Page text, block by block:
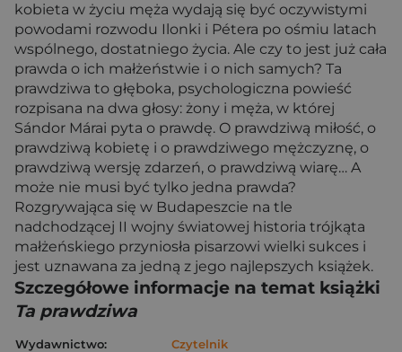
kobieta w życiu męża wydają się być oczywistymi
powodami rozwodu Ilonki i Pétera po ośmiu latach
wspólnego, dostatniego życia. Ale czy to jest już cała
prawda o ich małżeństwie i o nich samych? Ta
prawdziwa to głęboka, psychologiczna powieść
rozpisana na dwa głosy: żony i męża, w której
Sándor Márai pyta o prawdę. O prawdziwą miłość, o
prawdziwą kobietę i o prawdziwego mężczyznę, o
prawdziwą wersję zdarzeń, o prawdziwą wiarę… A
może nie musi być tylko jedna prawda?
Rozgrywająca się w Budapeszcie na tle
nadchodzącej II wojny światowej historia trójkąta
małżeńskiego przyniosła pisarzowi wielki sukces i
jest uznawana za jedną z jego najlepszych książek.
Szczegółowe informacje na temat książki
Ta prawdziwa
Wydawnictwo:
Czytelnik